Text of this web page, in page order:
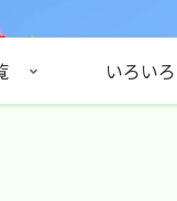
いろいろ